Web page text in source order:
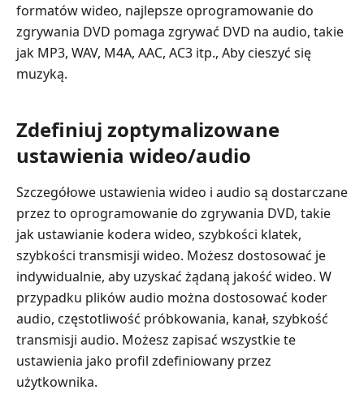
formatów wideo, najlepsze oprogramowanie do
zgrywania DVD pomaga zgrywać DVD na audio, takie
jak MP3, WAV, M4A, AAC, AC3 itp., Aby cieszyć się
muzyką.
Zdefiniuj zoptymalizowane
ustawienia wideo/audio
Szczegółowe ustawienia wideo i audio są dostarczane
przez to oprogramowanie do zgrywania DVD, takie
jak ustawianie kodera wideo, szybkości klatek,
szybkości transmisji wideo. Możesz dostosować je
indywidualnie, aby uzyskać żądaną jakość wideo. W
przypadku plików audio można dostosować koder
audio, częstotliwość próbkowania, kanał, szybkość
transmisji audio. Możesz zapisać wszystkie te
ustawienia jako profil zdefiniowany przez
użytkownika.